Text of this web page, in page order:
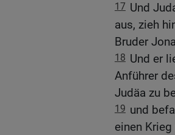
17 Und
aus, zieh
Bruder
18 Und er
Anführer
Judäa zu
19 und
einen